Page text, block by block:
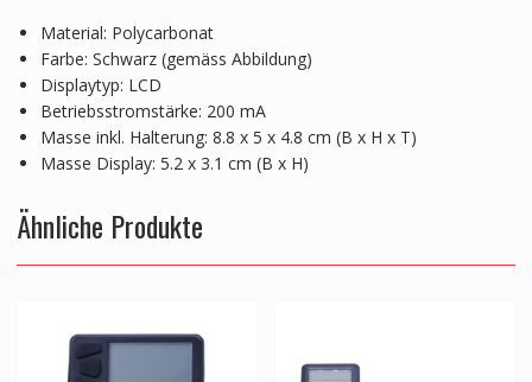
Material: Polycarbonat
Farbe: Schwarz (gemäss Abbildung)
Displaytyp: LCD
Betriebsstromstärke: 200 mA
Masse inkl. Halterung: 8.8 x 5 x 4.8 cm (B x H x T)
Masse Display: 5.2 x 3.1 cm (B x H)
Ähnliche Produkte